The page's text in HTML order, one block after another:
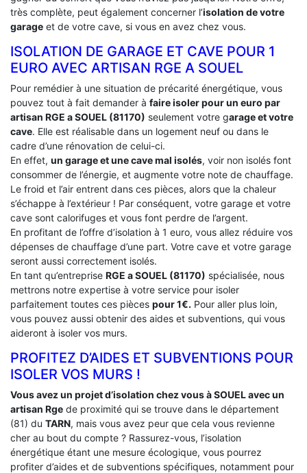
très complète, peut également concerner l’isolation de votre
garage et de votre cave, si vous en avez chez vous.
ISOLATION DE GARAGE ET CAVE POUR 1
EURO AVEC ARTISAN RGE A SOUEL
Pour remédier à une situation de précarité énergétique, vous
pouvez tout à fait demander à faire isoler pour un euro par
artisan RGE a SOUEL (81170) seulement votre garage et votre
cave. Elle est réalisable dans un logement neuf ou dans le
cadre d’une rénovation de celui-ci.
En effet, un garage et une cave mal isolés, voir non isolés font
consommer de l’énergie, et augmente votre note de chauffage.
Le froid et l’air entrent dans ces pièces, alors que la chaleur
s’échappe à l’extérieur ! Par conséquent, votre garage et votre
cave sont calorifuges et vous font perdre de l’argent.
En profitant de l’offre d’isolation à 1 euro, vous allez réduire vos
dépenses de chauffage d’une part. Votre cave et votre garage
seront aussi correctement isolés.
En tant qu’entreprise RGE a SOUEL (81170) spécialisée, nous
mettrons notre expertise à votre service pour isoler
parfaitement toutes ces pièces pour 1€. Pour aller plus loin,
vous pouvez aussi obtenir des aides et subventions, qui vous
aideront à isoler vos murs.
PROFITEZ D’AIDES ET SUBVENTIONS POUR
ISOLER VOS MURS !
Vous avez un projet d’isolation chez vous à SOUEL avec un
artisan Rge de proximité qui se trouve dans le département
(81) du TARN, mais vous avez peur que cela vous revienne
cher au bout du compte ? Rassurez-vous, l’isolation
énergétique étant une mesure écologique, vous pourrez
profiter d’aides et de subventions spécifiques, notamment pour